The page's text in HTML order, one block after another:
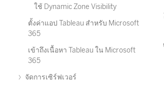
ใช้ Dynamic Zone Visibility
ตั้งค่าแอป Tableau สําหรับ Microsoft
365
เข้าถึงเนื้อหา Tableau ใน Microsoft
365
จัดการเซิร์ฟเวอร์